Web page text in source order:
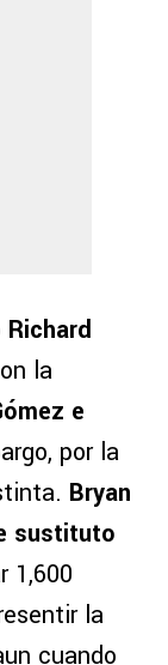
Richard
la
e
por la
Bryan
sustituto
1,600
la
cuando